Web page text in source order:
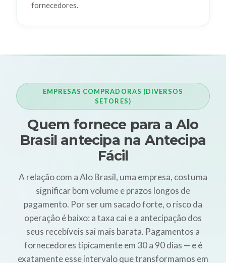
fornecedores.
EMPRESAS COMPRADORAS (DIVERSOS
SETORES)
Quem fornece para a Alo
Brasil antecipa na Antecipa
Fácil
A relação com a Alo Brasil, uma empresa, costuma
significar bom volume e prazos longos de
pagamento. Por ser um sacado forte, o risco da
operação é baixo: a taxa cai e a antecipação dos
seus recebíveis sai mais barata. Pagamentos a
fornecedores tipicamente em 30 a 90 dias — e é
exatamente esse intervalo que transformamos em